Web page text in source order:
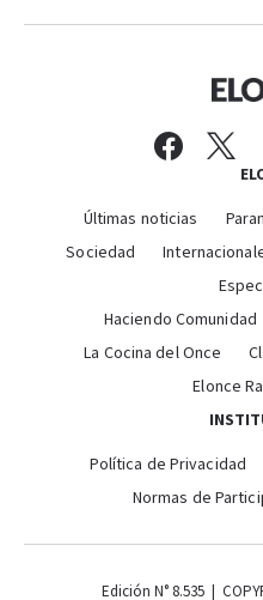
Últimas noticias
Sociedad
Haciendo Comunidad
La Cocina del Once
Elonce
Política de Privacidad
Normas de
Edición N° 8.535 |